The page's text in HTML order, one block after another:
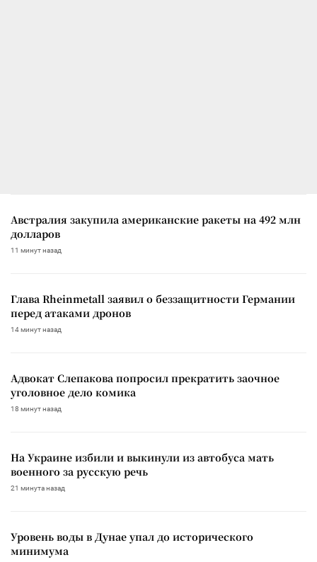
Австралия закупила американские ракеты на 492 млн
долларов
11 минут назад
Глава Rheinmetall заявил о беззащитности Германии
перед атаками дронов
14 минут назад
Адвокат Слепакова попросил прекратить заочное
уголовное дело комика
18 минут назад
На Украине избили и выкинули из автобуса мать
военного за русскую речь
21 минута назад
Уровень воды в Дунае упал до исторического
минимума